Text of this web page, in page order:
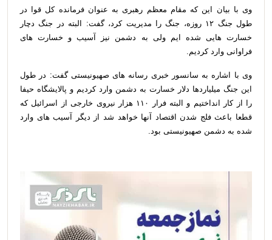
وی با بیان این که مقام معظم رهبری به عنوان فرمانده کل قوا در
طول جنگ ۱۲ روزه، جنگ را مدیریت کرد، گفت: البته در جنگ دچار
خسارت هایی شده ایم ولی به دشمن نیز آسیب و خسارت های
فراوانی وارد کردیم.
وی با اشاره به سانسور خبری رسانه های صهیونیستی گفت: در طول
این جنگ میلیاردها دلار خسارت به دشمن وارد کردیم و پالایشگاه حیفا
را از کار انداختیم و البته فرار ۱۱۰ هزار نیروی خارجی از اسرائیل که
قطعا باعث فلج شدن اقتصاد آنها خواهد شد از دیگر آسیب های وارد
شده به دشمن صهیونیستی بود.